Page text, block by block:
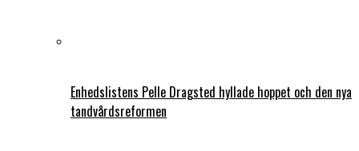
Enhedslistens Pelle Dragsted hyllade hoppet och den nya
tandvårdsreformen